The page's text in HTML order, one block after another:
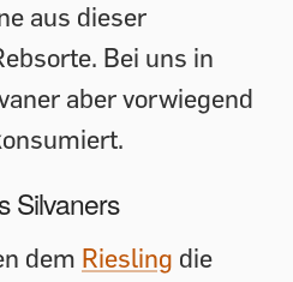
aus dieser
Bei uns in
aber vorwiegend
Silvaners
dem Riesling die